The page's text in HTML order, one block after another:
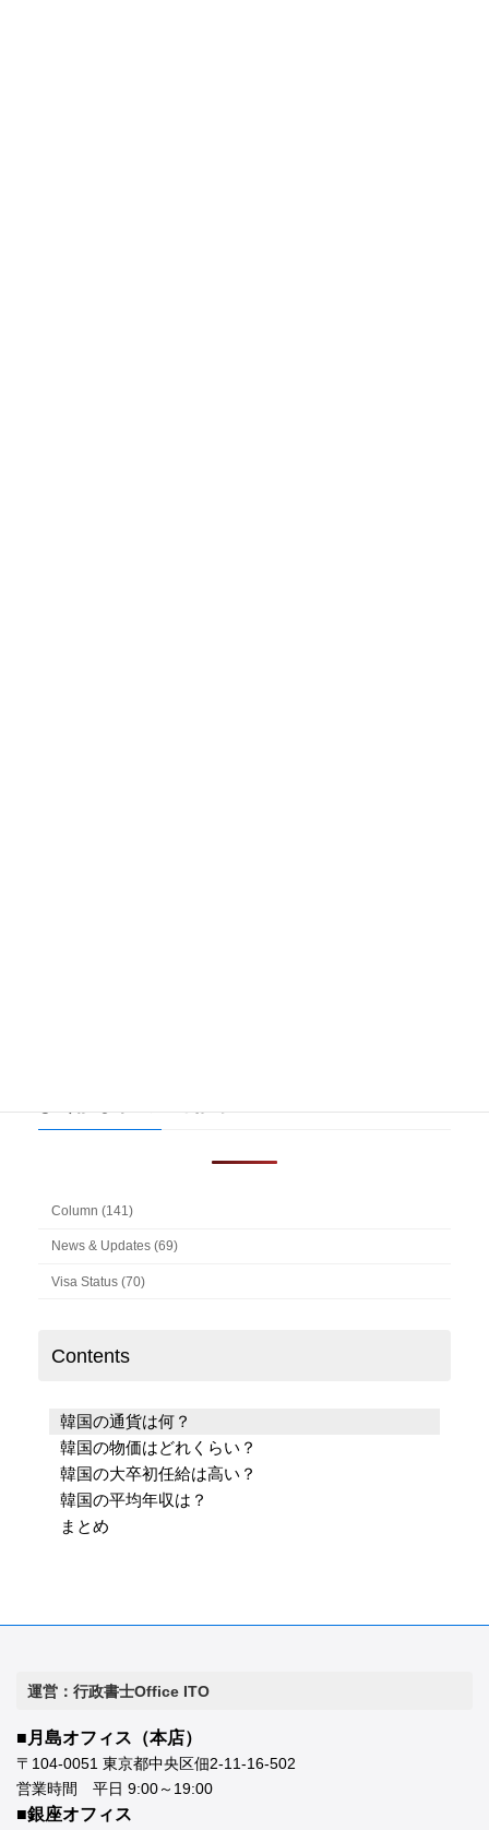
Column (141)
News & Updates (69)
Visa Status (70)
Contents
韓国の通貨は何？
韓国の物価はどれくらい？
韓国の大卒初任給は高い？
韓国の平均年収は？
まとめ
運営：行政書士Office ITO
■月島オフィス（本店）
〒104-0051 東京都中央区佃2-11-16-502
営業時間 平日 9:00～19:00
■銀座オフィス